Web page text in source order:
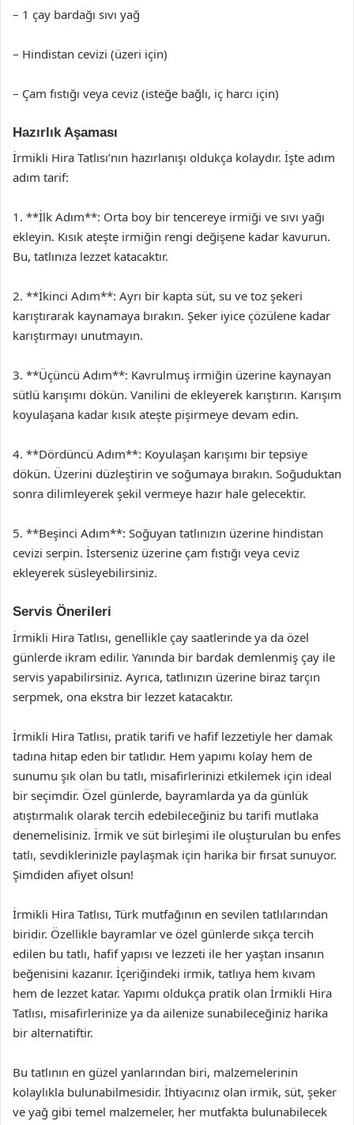
– 1 çay bardağı sıvı yağ
– Hindistan cevizi (üzeri için)
– Çam fıstığı veya ceviz (isteğe bağlı, iç harcı için)
Hazırlık Aşaması
İrmikli Hira Tatlısı’nın hazırlanışı oldukça kolaydır. İşte adım
adım tarif:
1. **İlk Adım**: Orta boy bir tencereye irmiği ve sıvı yağı
ekleyin. Kısık ateşte irmiğin rengi değişene kadar kavurun.
Bu, tatlınıza lezzet katacaktır.
2. **İkinci Adım**: Ayrı bir kapta süt, su ve toz şekeri
karıştırarak kaynamaya bırakın. Şeker iyice çözülene kadar
karıştırmayı unutmayın.
3. **Üçüncü Adım**: Kavrulmuş irmiğin üzerine kaynayan
sütlü karışımı dökün. Vanilini de ekleyerek karıştırın. Karışım
koyulaşana kadar kısık ateşte pişirmeye devam edin.
4. **Dördüncü Adım**: Koyulaşan karışımı bir tepsiye
dökün. Üzerini düzleştirin ve soğumaya bırakın. Soğuduktan
sonra dilimleyerek şekil vermeye hazır hale gelecektir.
5. **Beşinci Adım**: Soğuyan tatlınızın üzerine hindistan
cevizi serpin. İsterseniz üzerine çam fıstığı veya ceviz
ekleyerek süsleyebilirsiniz.
Servis Önerileri
İrmikli Hira Tatlısı, genellikle çay saatlerinde ya da özel
günlerde ikram edilir. Yanında bir bardak demlenmiş çay ile
servis yapabilirsiniz. Ayrıca, tatlınızın üzerine biraz tarçın
serpmek, ona ekstra bir lezzet katacaktır.
İrmikli Hira Tatlısı, pratik tarifi ve hafif lezzetiyle her damak
tadına hitap eden bir tatlıdır. Hem yapımı kolay hem de
sunumu şık olan bu tatlı, misafirlerinizi etkilemek için ideal
bir seçimdir. Özel günlerde, bayramlarda ya da günlük
atıştırmalık olarak tercih edebileceğiniz bu tarifi mutlaka
denemelisiniz. İrmik ve süt birleşimi ile oluşturulan bu enfes
tatlı, sevdiklerinizle paylaşmak için harika bir fırsat sunuyor.
Şimdiden afiyet olsun!
İrmikli Hira Tatlısı, Türk mutfağının en sevilen tatlılarından
biridir. Özellikle bayramlar ve özel günlerde sıkça tercih
edilen bu tatlı, hafif yapısı ve lezzeti ile her yaştan insanın
beğenisini kazanır. İçeriğindeki irmik, tatlıya hem kıvam
hem de lezzet katar. Yapımı oldukça pratik olan İrmikli Hira
Tatlısı, misafirlerinize ya da ailenize sunabileceğiniz harika
bir alternatiftir.
Bu tatlının en güzel yanlarından biri, malzemelerinin
kolaylıkla bulunabilmesidir. İhtiyacınız olan irmik, süt, şeker
ve yağ gibi temel malzemeler, her mutfakta bulunabilecek